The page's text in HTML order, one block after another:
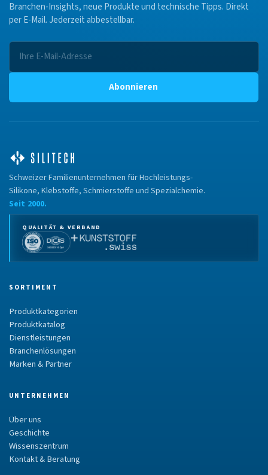
Branchen-Insights, neue Produkte und technische Tipps. Direkt
per E-Mail. Jederzeit abbestellbar.
Abonnieren
Schweizer Familienunternehmen für Hochleistungs-
Silikone, Klebstoffe, Schmierstoffe und Spezialchemie.
Seit 2000.
QUALITÄT & VERBAND
SORTIMENT
Produktkategorien
Produktkatalog
Dienstleistungen
Branchenlösungen
Marken & Partner
UNTERNEHMEN
Über uns
Geschichte
Wissenszentrum
Kontakt & Beratung